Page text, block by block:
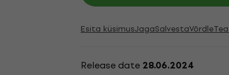
Esita küsimusJagaSalvestaVõrdle
Release date 28.06.2024